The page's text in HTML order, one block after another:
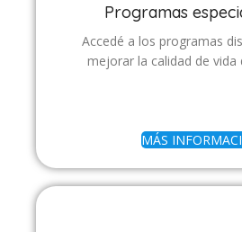
Programas
Accedé a los programas
mejorar la calidad de vida
MÁS